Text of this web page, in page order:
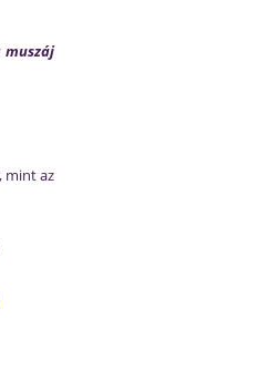
muszáj
mint az